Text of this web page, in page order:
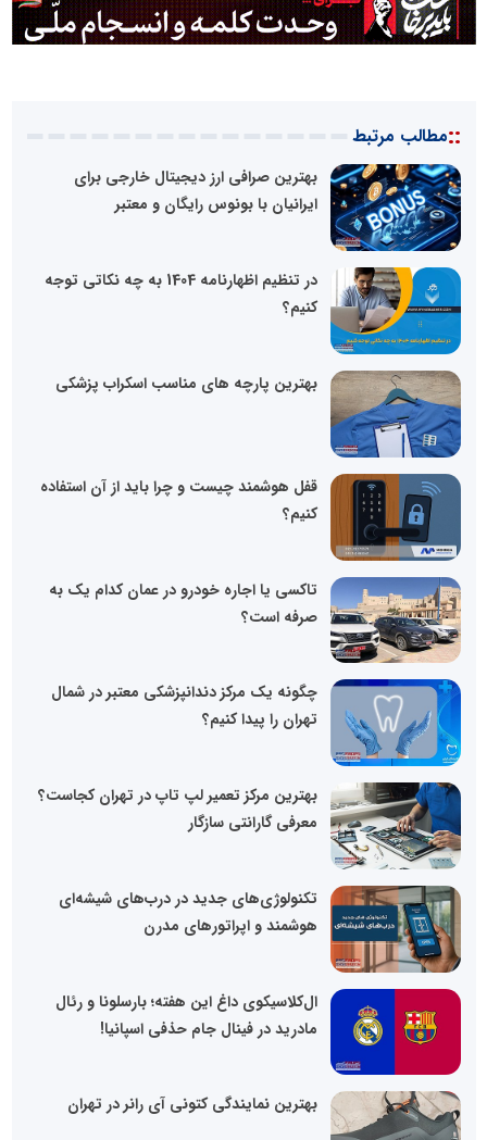
::مطالب مرتبط
بهترین صرافی ارز دیجیتال خارجی برای
ایرانیان با بونوس رایگان و معتبر
در تنظیم اظهارنامه 1404 به چه نکاتی توجه
کنیم؟
بهترین پارچه های مناسب اسکراب پزشکی
قفل هوشمند چیست و چرا باید از آن استفاده
کنیم؟
تاکسی یا اجاره خودرو در عمان کدام یک به
صرفه است؟
چگونه یک مرکز دندانپزشکی معتبر در شمال
تهران را پیدا کنیم؟
بهترین مرکز تعمیر لپ تاپ در تهران کجاست؟
معرفی گارانتی سازگار
تکنولوژی‌های جدید در درب‌های شیشه‌ای
هوشمند و اپراتورهای مدرن
ال‌کلاسیکوی داغ این هفته؛ بارسلونا و رئال
مادرید در فینال جام حذفی اسپانیا!
بهترین نمایندگی کتونی آی رانر در تهران